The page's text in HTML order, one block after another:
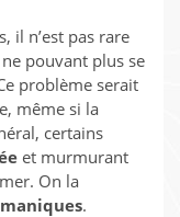
il n’est pas rare
pouvant plus se
problème serait
même si la
certains
et murmurant
On la
.